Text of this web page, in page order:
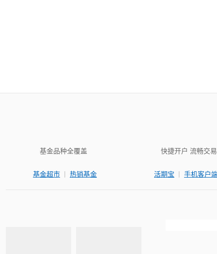
基金品种全覆盖
基金超市 | 热销基金
快捷开户 流畅交易
活期宝 | 手机客户